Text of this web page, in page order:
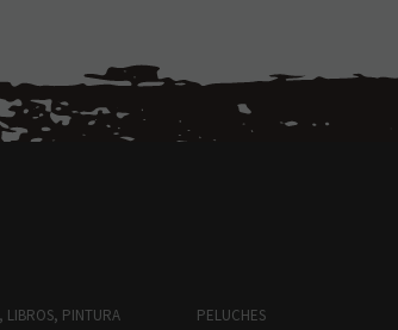
LIBROS, PINTURA
PELUCHES